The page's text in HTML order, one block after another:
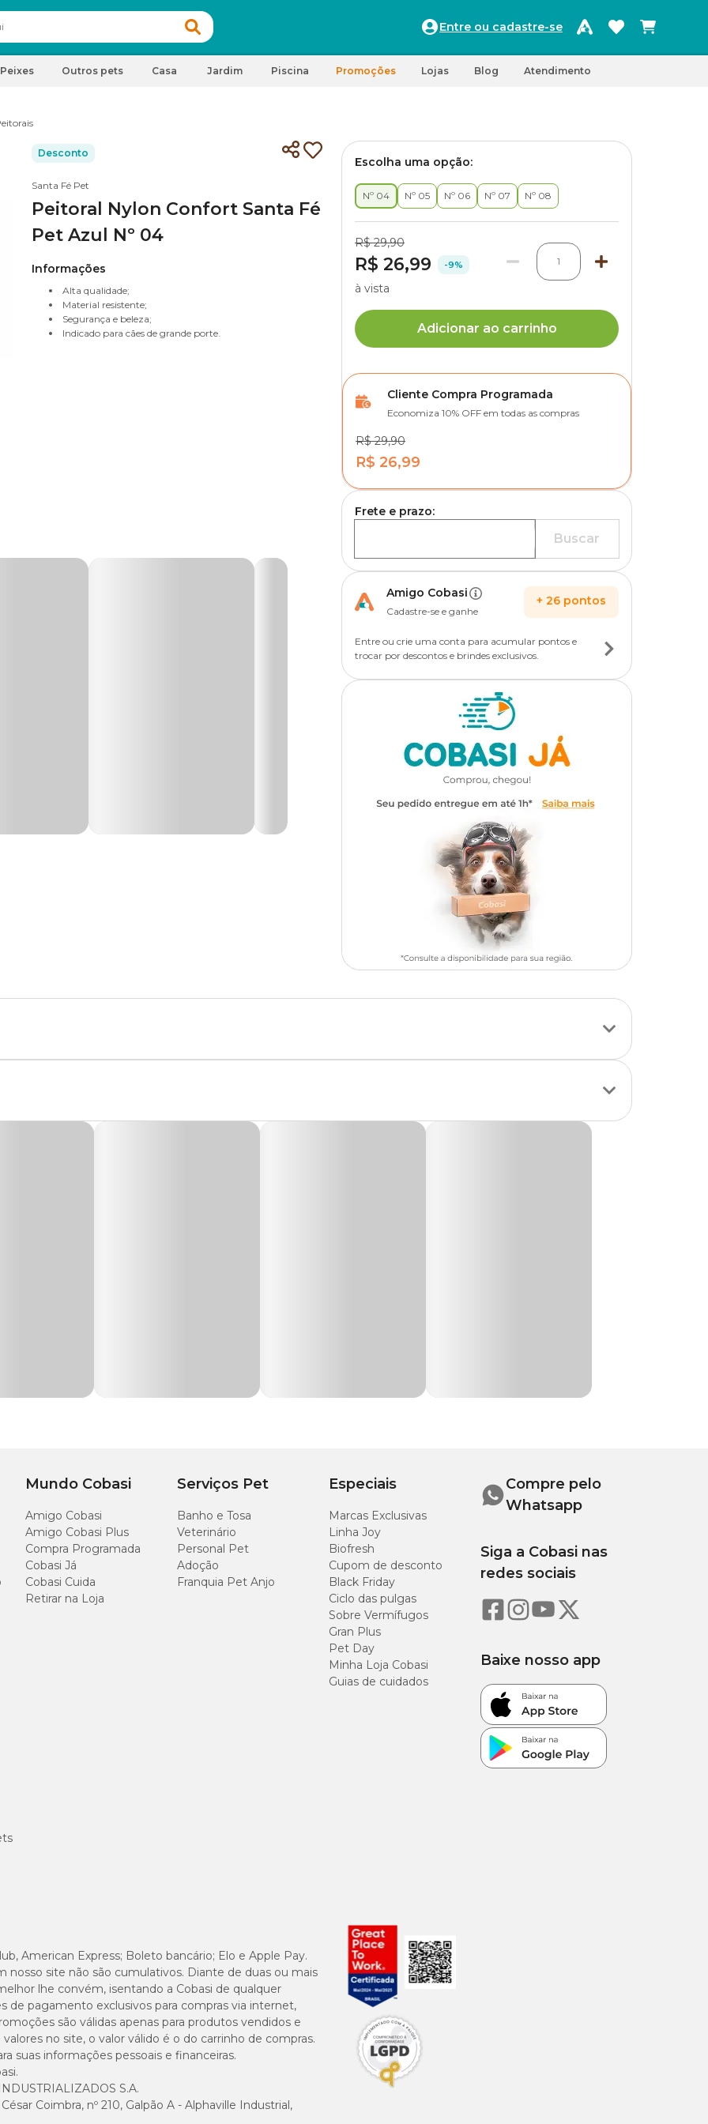
Entre ou cadastre-se
Peixes Outros pets Casa Jardim Piscina Promoções Lojas Blog Atendimento
Desconto
Santa Fé Pet
Peitoral Nylon Confort Santa Fé
Pet Azul Nº 04
Informações
Alta qualidade;
Material resistente;
Segurança e beleza;
Indicado para cães de grande porte.
Escolha uma opção:
Nº 04 Nº 05 Nº 06 Nº 07 Nº 08
R$ 29,90
R$ 26,99 -9% 1
à vista
Adicionar ao carrinho
Cliente Compra Programada
Economiza 10% OFF em todas as compras
R$ 29,90
R$ 26,99
Frete e prazo:
Buscar
Amigo Cobasi
Cadastre-se e ganhe
+ 26 pontos
Entre ou crie uma conta para acumular pontos e
trocar por descontos e brindes exclusivos.
60 a 70
65 a 75
73 a 86
Mundo Cobasi
Amigo Cobasi
Amigo Cobasi Plus
Compra Programada
Cobasi Já
Cobasi Cuida
Retirar na Loja
Serviços Pet
Banho e Tosa
Veterinário
Personal Pet
Adoção
Franquia Pet Anjo
Especiais
Marcas Exclusivas
Linha Joy
Biofresh
Cupom de desconto
Black Friday
Ciclo das pulgas
Sobre Vermífugos
Gran Plus
Pet Day
Minha Loja Cobasi
Guias de cuidados
Compre pelo
Whatsapp
Siga a Cobasi nas
redes sociais
Baixe nosso app
American Express; Boleto bancário; Elo e Apple Pay.
nosso site não são cumulativos. Diante de duas ou mais
lhe convém, isentando a Cobasi de qualquer
de pagamento exclusivos para compras via internet,
são válidas apenas para produtos vendidos e
no site, o valor válido é o do carrinho de compras.
suas informações pessoais e financeiras.
S.A.
Coimbra, nº 210, Galpão A - Alphaville Industrial,